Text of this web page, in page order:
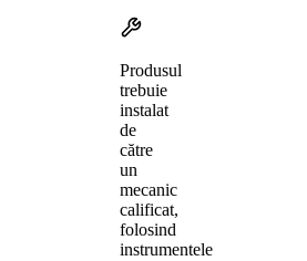
Produsul
trebuie
instalat
de
către
un
mecanic
calificat,
folosind
instrumentele